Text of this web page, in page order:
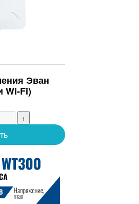
Эван
Wi-Fi)
+